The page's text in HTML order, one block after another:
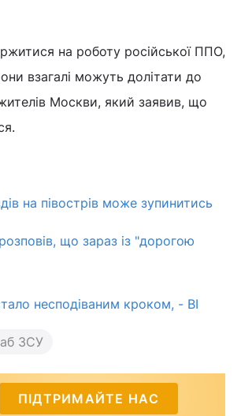
на роботу російської ППО,
взагалі можуть долітати до
Москви, який заявив, що
на півострів може зупинитись
що зараз із "дорогою
несподіваним кроком, - BI
ЗСУ
ПІДТРИМАЙТЕ НАС